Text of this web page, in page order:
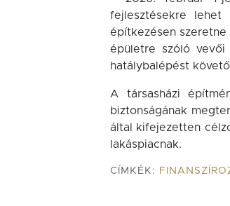
fejlesztésekre
építkezésen
épületre szóló
hatálybalépést
A társasházi
biztonságának
által kifejezetten
lakáspiacnak.
CÍMKÉK: